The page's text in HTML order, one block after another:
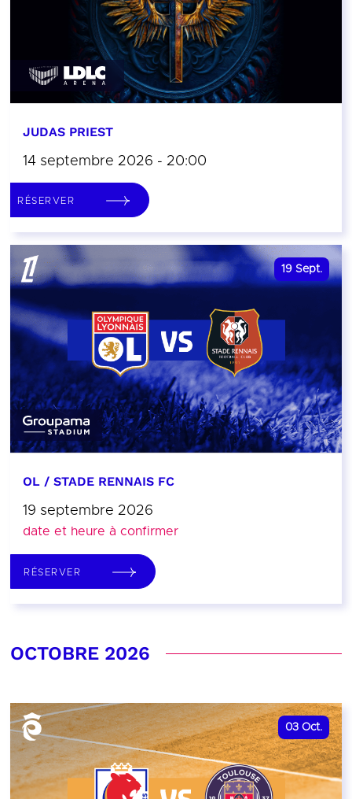
JUDAS PRIEST
14 septembre 2026 - 20:00
RÉSERVER
19 Sept.
OL / STADE RENNAIS FC
19 septembre 2026
date et heure à confirmer
RÉSERVER
OCTOBRE 2026
03 Oct.